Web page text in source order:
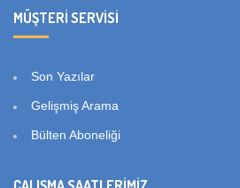
MÜŞTERI SERVISI
Son Yazılar
Gelişmiş Arama
Bülten Aboneliği